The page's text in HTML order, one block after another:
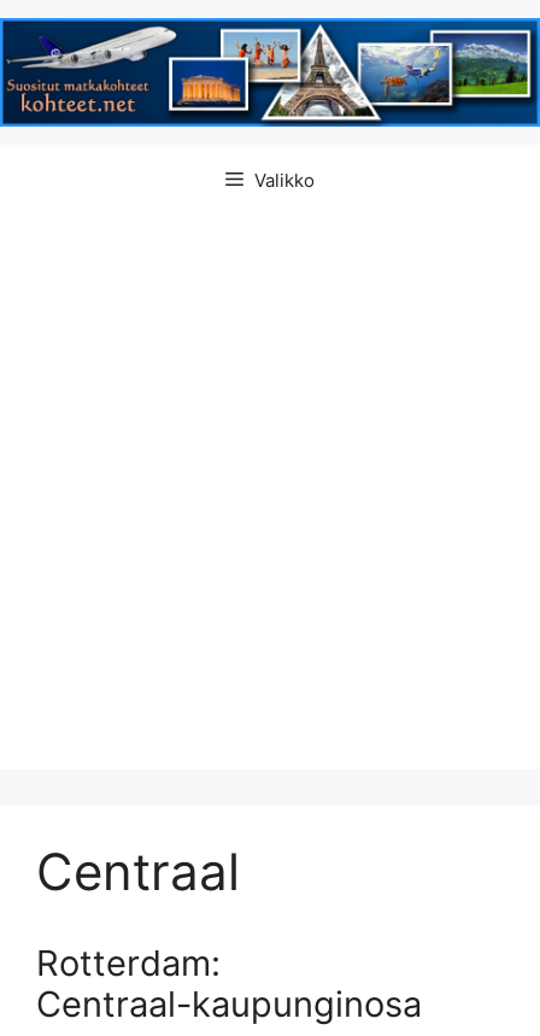
Valikko
Centraal
Rotterdam:
Centraal-kaupunginosa